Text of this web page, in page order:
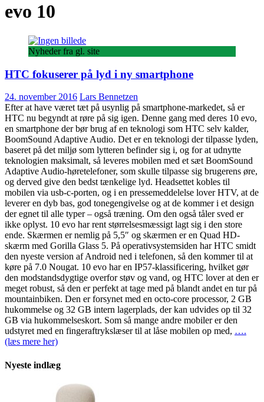
evo 10
Nyheder fra gl. site
HTC fokuserer på lyd i ny smartphone
24. november 2016 Lars Bennetzen
Efter at have været tæt på usynlig på smartphone-markedet, så er
HTC nu begyndt at røre på sig igen. Denne gang med deres 10 evo,
en smartphone der bør brug af en teknologi som HTC selv kalder,
BoomSound Adaptive Audio. Det er en teknologi der tilpasse lyden,
baseret på det miljø som lytteren befinder sig i, og for at udnytte
teknologien maksimalt, så leveres mobilen med et sæt BoomSound
Adaptive Audio-høretelefoner, som skulle tilpasse sig brugerens øre,
og derved give den bedst tænkelige lyd. Headsettet kobles til
mobilen via usb-c-porten, og i en pressemeddelelse lover HTV, at de
leverer en dyb bas, god tonegengivelse og at de kommer i et design
der egnet til alle typer – også træning. Om den også tåler sved er
ikke oplyst. 10 evo har rent størrelsesmæssigt lagt sig i den store
ende. Skærmen er nemlig på 5,5″ og skærmen er en Quad HD-
skærm med Gorilla Glass 5. På operativsystemsiden har HTC smidt
den nyeste version af Android ned i telefonen, så den kommer til at
køre på 7.0 Nougat. 10 evo har en IP57-klassificering, hvilket gør
den modstandsdygtige overfor støv og vand, og HTC lover at den er
meget robust, så den er perfekt at tage med på blandt andet en tur på
mountainbiken. Den er forsynet med en octo-core processor, 2 GB
hukommelse og 32 GB intern lagerplads, der kan udvides op til 32
GB via hukommelseskort. Som så mange andre mobiler er den
udstyret med en fingeraftrykslæser til at låse mobilen op med, ….
(læs mere her)
Nyeste indlæg